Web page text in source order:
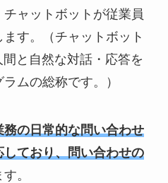
ャットボットが従業員
す。（チャットボット
と自然な対話・応答を
ムの総称です。）
務の日常的な問い合わせ
ており、問い合わせの
。